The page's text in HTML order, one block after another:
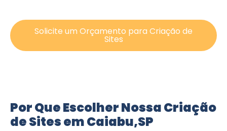
Solicite um Orçamento para Criação de
Sites
Por Que Escolher Nossa Criação
de Sites em Caiabu,SP